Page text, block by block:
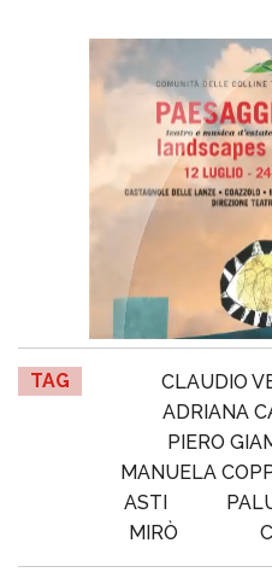
TAG
CLAUDIO
ADRIANA
PIERO
MANUELA
ASTI
MIRÒ